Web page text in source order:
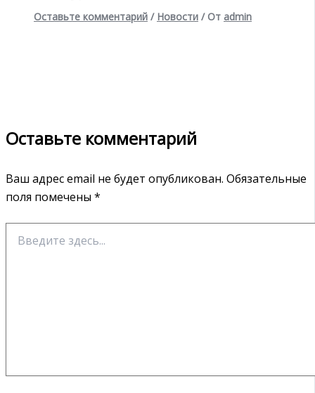
Оставьте комментарий / Новости / От admin
Оставьте комментарий
Ваш адрес email не будет опубликован. Обязательные
поля помечены *
здесь...